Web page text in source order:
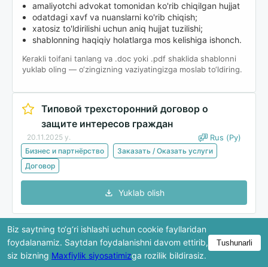
amaliyotchi advokat tomonidan ko'rib chiqilgan hujjat
odatdagi xavf va nuanslarni ko'rib chiqish;
xatosiz to'ldirilishi uchun aniq hujjat tuzilishi;
shablonning haqiqiy holatlarga mos kelishiga ishonch.
Kerakli toifani tanlang va .doc yoki .pdf shaklida shablonni
yuklab oling — o‘zingizning vaziyatingizga moslab to‘ldiring.
Типовой трехсторонний договор о
защите интересов граждан
20.11.2025 y. Rus (Ру)
Бизнес и партнёрство
Заказать / Оказать услуги
Договор
Yuklab olish
Ko'rib chiqishda hujjatning faqat bir qismi ko'rsatiladi.
To'liq versiya yuklab olingandan keyin mavjud bo'ladi.
Biz saytning to‘g‘ri ishlashi uchun cookie fayllaridan
foydalanamiz. Saytdan foydalanishni davom ettirib,
siz bizning Maxfiylik siyosatimizga rozilik bildirasiz.
Tushunarli